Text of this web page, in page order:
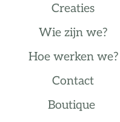
Creaties
Wie zijn we?
Hoe werken we?
Contact
Boutique